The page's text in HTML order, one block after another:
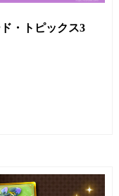
・トピックス3